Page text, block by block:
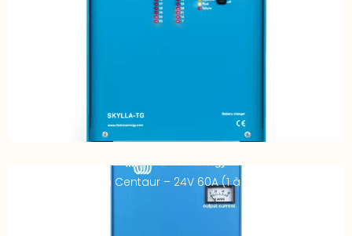
Chargeur Victron Centaur – 24V 60A (1 à 3 sorties)